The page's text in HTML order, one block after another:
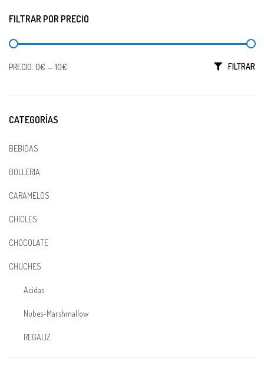
FILTRAR POR PRECIO
Precio mínimo
Precio máximo FILTRAR
PRECIO: 0€ —10€
CATEGORÍAS
BEBIDAS
BOLLERIA
CARAMELOS
CHICLES
CHOCOLATE
CHUCHES
Acidas
Nubes-Marshmallow
REGALIZ